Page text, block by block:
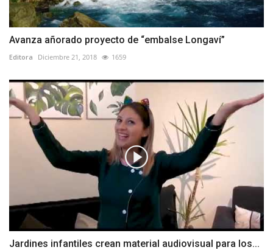
Avanza añorado proyecto de “embalse Longaví”
Editora Diciembre 21, 2018 1659
Jardines infantiles crean material audiovisual para los...